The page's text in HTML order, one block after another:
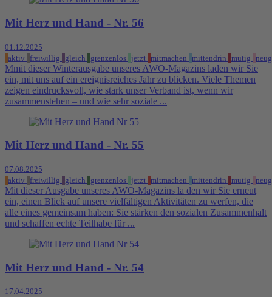
Mit Herz und Hand - Nr. 56
01.12.2025
aktiv
freiwillig gleich grenzenlos jetzt mitmachen mittendrin mutig
Mmit dieser Winterausgabe unseres AWO-Magazins laden wir Sie
ein, mit uns auf ein ereignisreiches Jahr zu blicken. Viele Themen
zeigen eindrucksvoll, wie stark unser Verband ist, wenn wir
zusammenstehen – und wie sehr soziale ...
Mit Herz und Hand - Nr. 55
07.08.2025
aktiv
freiwillig gleich grenzenlos jetzt mitmachen mittendrin mutig
Mit dieser Ausgabe unseres AWO-Magazins la den wir Sie erneut
ein, einen Blick auf unsere vielfältigen Aktivitäten zu werfen, die
alle eines gemeinsam haben: Sie stärken den sozialen Zusammenhalt
und schaffen echte Teilhabe für ...
Mit Herz und Hand - Nr. 54
17.04.2025